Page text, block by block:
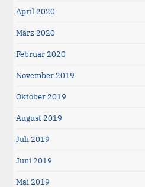
April 2020
März 2020
Februar 2020
November 2019
Oktober 2019
August 2019
Juli 2019
Juni 2019
Mai 2019